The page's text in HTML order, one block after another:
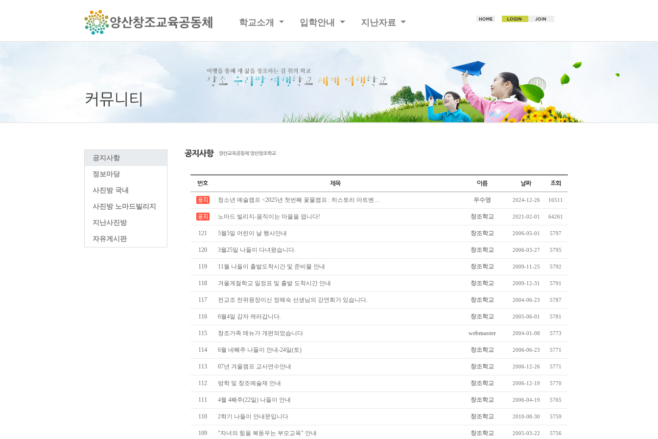
학교소개 입학안내 지난자료
공지사항
정보마당
사진방 국내
사진방 노마드빌리지
지난사진방
자유게시판
청소년 예술캠프 <2025년 첫번째 꽃물캠프 : 히스토리 아트벤… 우수영 2024-12-26 16511
노마드 빌리지-움직이는 마을을 엽니다! 창조학교 2021-02-01 64261
121 5월5일 어린이 날 행사안내 창조학교 2006-05-01 5797
120 3월25일 나들이 다녀왔습니다. 창조학교 2006-03-27 5795
119 11월 나들이 출발도착시간 및 준비물 안내 창조학교 2009-11-25 5792
118 겨울계절학교 일정표 및 출발 도착시간 안내 창조학교 2009-12-31 5791
117 전교조 전위원장이신 정해숙 선생님의 강연회가 있습니다. 창조학교 2004-06-23 5787
116 6월4일 감자 캐러갑니다. 창조학교 2005-06-01 5781
115 창조가족 메뉴가 개편되었습니다 webmaster 2004-01-08 5773
114 6월 네째주 나들이 안내-24일(토) 창조학교 2006-06-23 5771
113 07년 겨울캠프 교사연수안내 창조학교 2006-12-26 5771
112 방학 및 창조예술제 안내 창조학교 2006-12-19 5770
111 4월 4째주(22일) 나들이 안내 창조학교 2006-04-19 5765
110 2학기 나들이 안내문입니다 창조학교 2010-08-30 5759
109 "자녀의 힘을 복돋우는 부모교육" 안내 창조학교 2005-03-22 5756